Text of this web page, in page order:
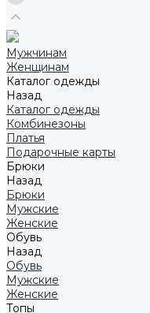
Мужчинам
Женщинам
Каталог одежды
Назад
Каталог одежды
Комбинезоны
Платья
Подарочные карты
Брюки
Назад
Брюки
Мужские
Женские
Обувь
Назад
Обувь
Мужские
Женские
Топы